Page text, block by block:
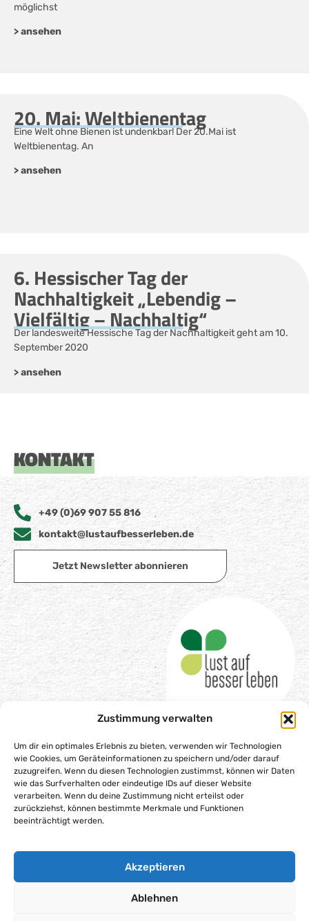
Zustimmung verwalten
Um dir ein optimales Erlebnis zu bieten, verwenden wir Technologien
wie Cookies, um Geräteinformationen zu speichern und/oder darauf
zuzugreifen. Wenn du diesen Technologien zustimmst, können wir Daten
wie das Surfverhalten oder eindeutige IDs auf dieser Website
verarbeiten. Wenn du deine Zustimmung nicht erteilst oder
zurückziehst, können bestimmte Merkmale und Funktionen
beeinträchtigt werden.
Akzeptieren
Ablehnen
möglichst
> ansehen
20. Mai: Weltbienentag
Eine Welt ohne Bienen ist undenkbar! Der 20.Mai ist
Weltbienentag. An
> ansehen
6. Hessischer Tag der
Nachhaltigkeit „Lebendig –
Vielfältig – Nachhaltig“
Der landesweite Hessische Tag der Nachhaltigkeit geht am 10.
September 2020
> ansehen
KONTAKT
+49 (0)69 907 55 816
kontakt@lustaufbesserleben.de
Jetzt Newsletter abonnieren
Impressum
Datenschutzerklärung
Barrierefreiheitserklärung
Cookie-Richtlinie (EU)
Alle Rechte vorbehalten – Lust auf besser leben gGmbH,